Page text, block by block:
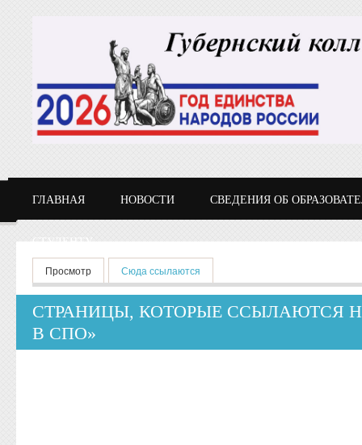
ГЛАВНАЯ НОВОСТИ СВЕДЕНИЯ ОБ
СТУДЕНТУ
Главные вкладки
Просмотр Сюда ссылаются
СТРАНИЦЫ, КОТОРЫЕ ССЫЛАЮТСЯ
В СПО»